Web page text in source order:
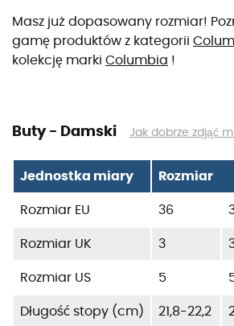
Masz już dopasowany rozmiar!
gamę produktów z kategorii
kolekcję marki Columbia !
Buty - Damski Jak dobrze zdjąć
Jednostka miary Rozmiar
Rozmiar EU 36
Rozmiar UK 3
Rozmiar US 5
Długość stopy (cm) 21,8-22,2